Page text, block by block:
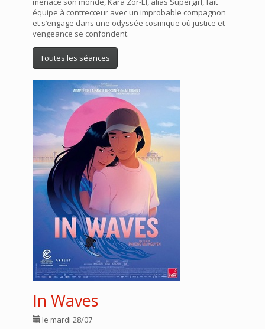
équipe à contrecœur avec un improbable compagnon
et s’engage dans une odyssée cosmique où justice et
vengeance se confondent.
Toutes les séances
In Waves
le mardi 28/07